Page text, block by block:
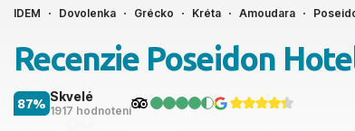
IDEM Dovolenka Grécko Kréta Amoudara
Recenzie Poseidon
Skvelé
1917 hodnotení
87%